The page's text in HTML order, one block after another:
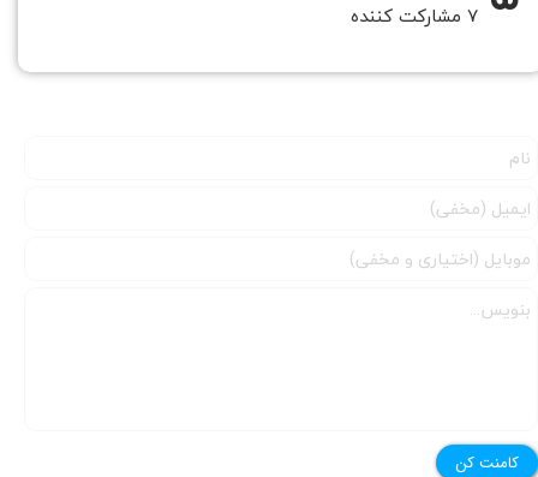
۷ مشارکت کننده
کامنت کن